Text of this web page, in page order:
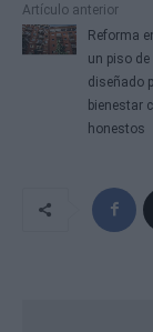
Artículo anterior
Reforma
un piso de
diseñado
bienestar
honestos